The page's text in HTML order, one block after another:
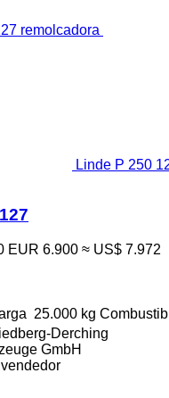
Linde P 250
EUR 6.900 ≈ US$ 7.972
25.000 kg
Derching
GmbH